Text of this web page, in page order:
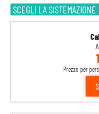
SCEGLI LA SISTEMAZIONE
Prezzo per
6